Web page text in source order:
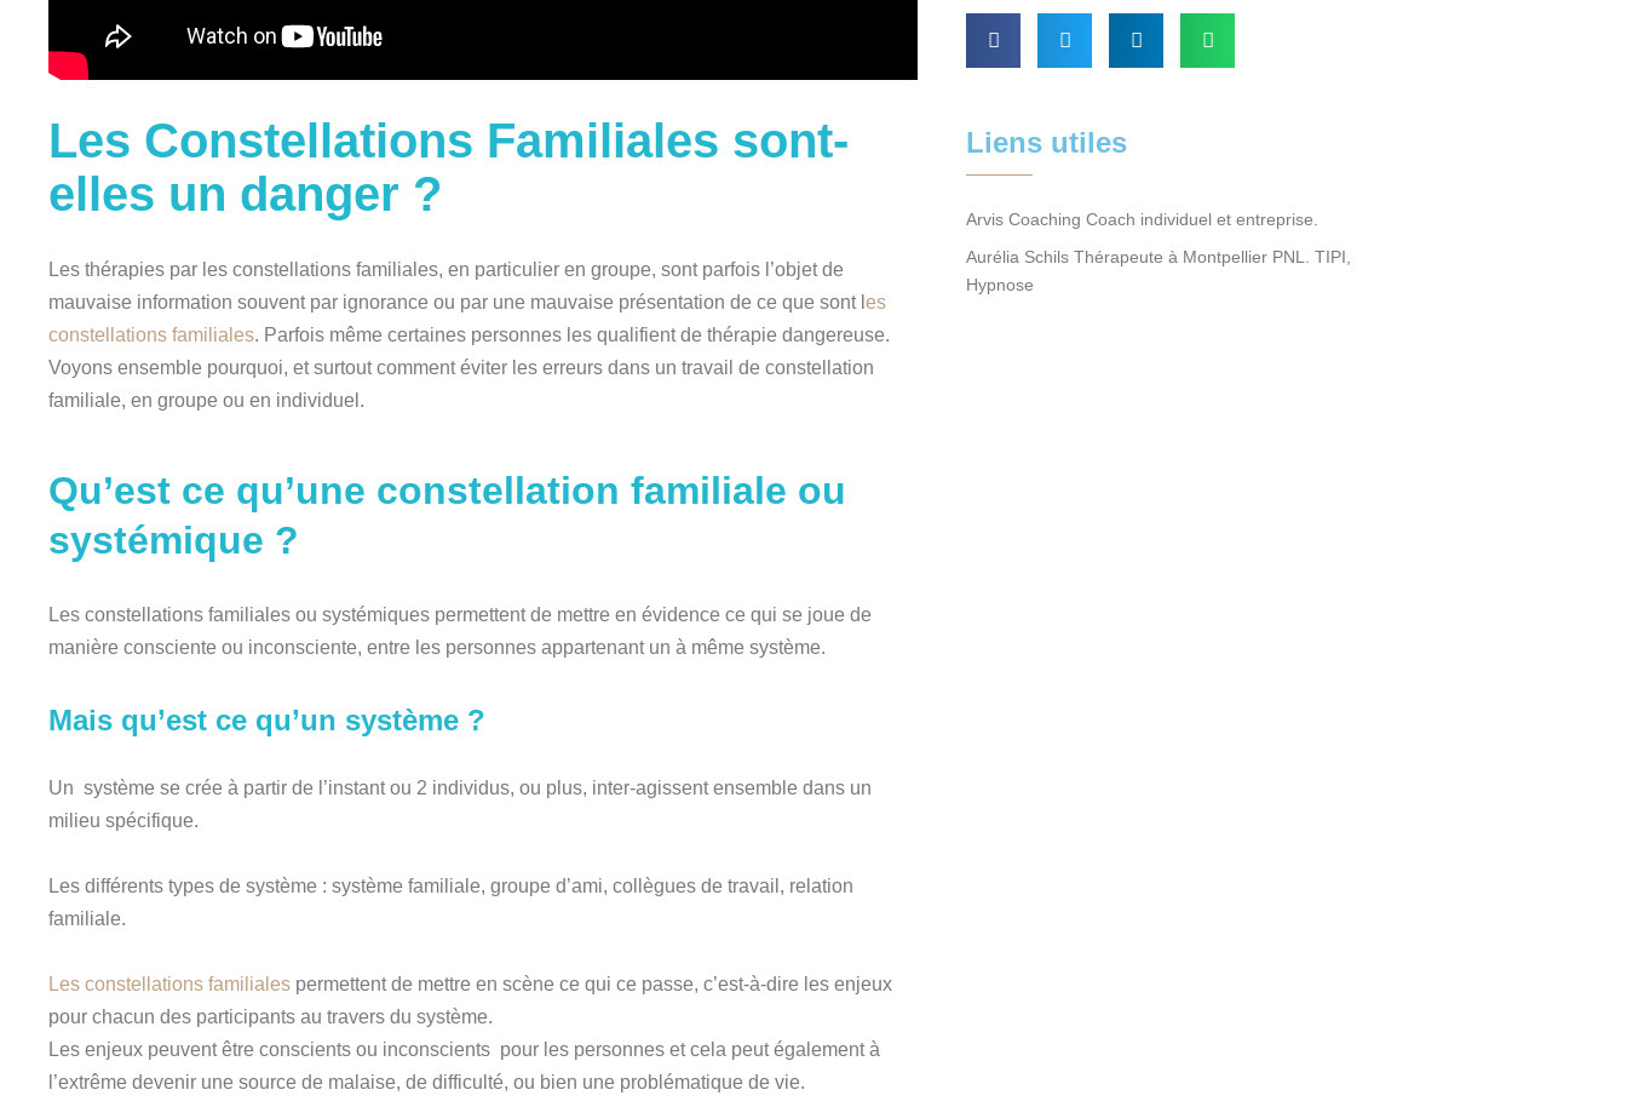
Les Constellations Familiales sont-
elles un danger ?
Les thérapies par les constellations familiales, en particulier en groupe, sont parfois l’objet de
mauvaise information souvent par ignorance ou par une mauvaise présentation de ce que sont l es
constellations familiales. Parfois même certaines personnes les qualifient de thérapie dangereuse.
Voyons ensemble pourquoi, et surtout comment éviter les erreurs dans un travail de constellation
familiale, en groupe ou en individuel.
Qu’est ce qu’une constellation familiale ou
systémique ?
Les constellations familiales ou systémiques permettent de mettre en évidence ce qui se joue de
manière consciente ou inconsciente, entre les personnes appartenant un à même système.
Mais qu’est ce qu’un système ?
Un système se crée à partir de l’instant ou 2 individus, ou plus, inter-agissent ensemble dans un
milieu spécifique.
Les différents types de système : système familiale, groupe d’ami, collègues de travail, relation
familiale.
Les constellations familiales permettent de mettre en scène ce qui ce passe, c’est-à-dire les enjeux
pour chacun des participants au travers du système.
Les enjeux peuvent être conscients ou inconscients pour les personnes et cela peut également à
l’extrême devenir une source de malaise, de difficulté, ou bien une problématique de vie.
Liens utiles
Arvis Coaching Coach individuel et entreprise.
Aurélia Schils Thérapeute à Montpellier PNL. TIPI,
Hypnose